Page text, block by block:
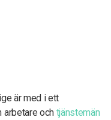
är med i ett
arbetare och tjänstemän